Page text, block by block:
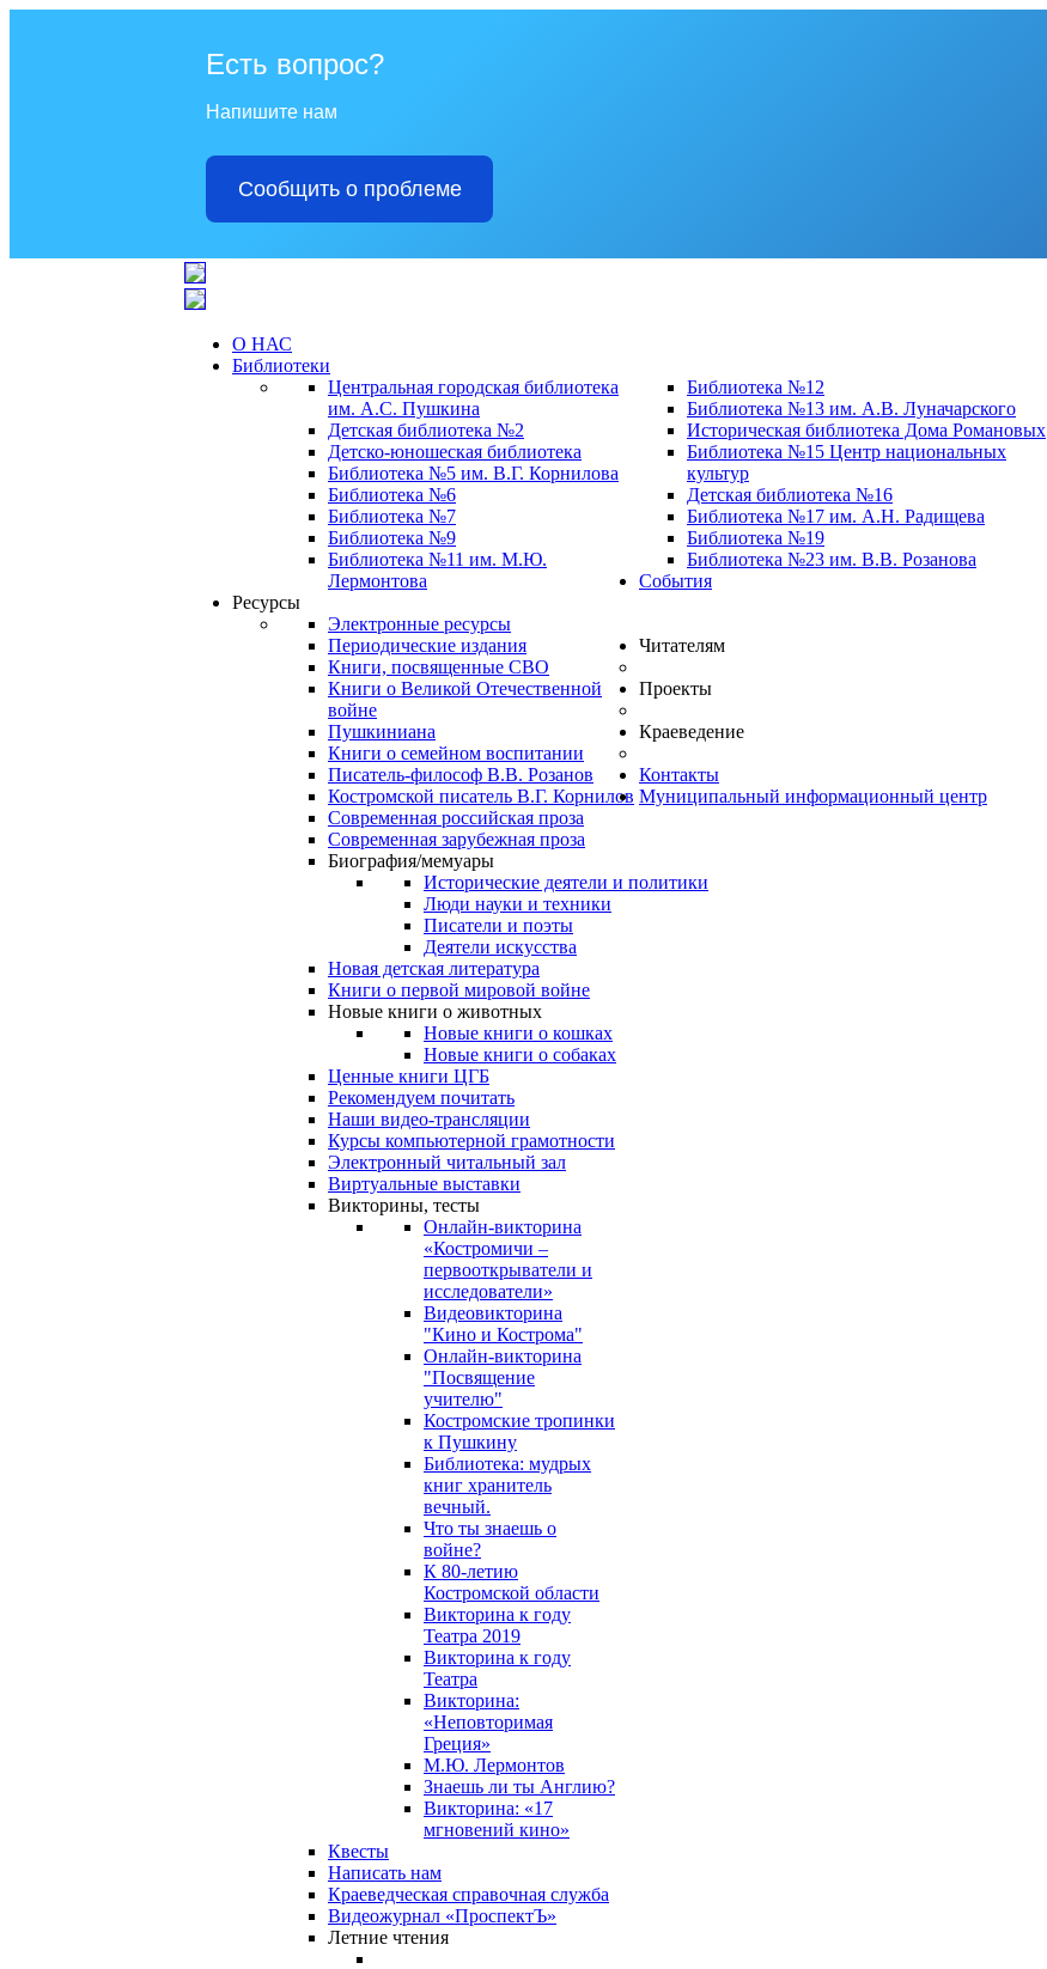
Есть вопрос?
Напишите нам
Сообщить о проблеме
О НАС
Библиотеки
Центральная городская библиотека
им. А.С. Пушкина
Детская библиотека №2
Детско-юношеская библиотека
Библиотека №5 им. В.Г. Корнилова
Библиотека №6
Библиотека №7
Библиотека №9
Библиотека №11 им. М.Ю.
Лермонтова
Библиотека №12
Библиотека №13 им. А.В. Луначарского
Историческая библиотека Дома Романовых
Библиотека №15 Центр национальных
культур
Детская библиотека №16
Библиотека №17 им. А.Н. Радищева
Библиотека №19
Библиотека №23 им. В.В. Розанова
События
Ресурсы
Электронные ресурсы
Периодические издания
Книги, посвященные СВО
Книги о Великой Отечественной
войне
Пушкиниана
Книги о семейном воспитании
Писатель-философ В.В. Розанов
Костромской писатель В.Г. Корнилов
Современная российская проза
Современная зарубежная проза
Биография/мемуары
Исторические деятели и политики
Люди науки и техники
Писатели и поэты
Деятели искусства
Новая детская литература
Книги о первой мировой войне
Новые книги о животных
Новые книги о кошках
Новые книги о собаках
Ценные книги ЦГБ
Читателям
Рекомендуем почитать
Наши видео-трансляции
Курсы компьютерной грамотности
Электронный читальный зал
Виртуальные выставки
Викторины, тесты
Онлайн-викторина
«Костромичи –
первооткрыватели и
исследователи»
Видеовикторина
"Кино и Кострома"
Онлайн-викторина
"Посвящение
учителю"
Костромские тропинки
к Пушкину
Библиотека: мудрых
книг хранитель
вечный.
Что ты знаешь о
войне?
К 80-летию
Костромской области
Викторина к году
Театра 2019
Викторина к году
Театра
Викторина:
«Неповторимая
Греция»
М.Ю. Лермонтов
Знаешь ли ты Англию?
Викторина: «17
мгновений кино»
Квесты
Написать нам
Краеведческая справочная служба
Видеожурнал «ПроспектЪ»
Проекты
Летние чтения
Краеведение
Контакты
Муниципальный информационный центр